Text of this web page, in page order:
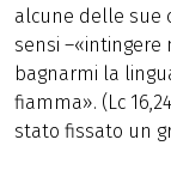
alcune delle sue
sensi
bagnarmi la
fiamma». (Lc
stato fissato un